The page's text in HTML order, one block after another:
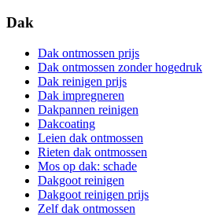
Dak
Dak ontmossen prijs
Dak ontmossen zonder hogedruk
Dak reinigen prijs
Dak impregneren
Dakpannen reinigen
Dakcoating
Leien dak ontmossen
Rieten dak ontmossen
Mos op dak: schade
Dakgoot reinigen
Dakgoot reinigen prijs
Zelf dak ontmossen